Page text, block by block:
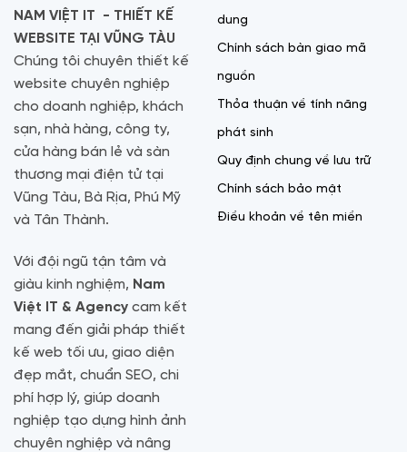
NAM VIỆT IT - THIẾT KẾ
WEBSITE TẠI VŨNG TÀU
Chúng tôi chuyên thiết kế
website chuyên nghiệp
cho doanh nghiệp, khách
sạn, nhà hàng, công ty,
cửa hàng bán lẻ và sàn
thương mại điện tử tại
Vũng Tàu, Bà Rịa, Phú Mỹ
và Tân Thành.
Với đội ngũ tận tâm và
giàu kinh nghiệm, Nam
Việt IT & Agency cam kết
mang đến giải pháp thiết
kế web tối ưu, giao diện
đẹp mắt, chuẩn SEO, chi
phí hợp lý, giúp doanh
nghiệp tạo dựng hình ảnh
chuyên nghiệp và nâng
dung
Chính sách bàn giao mã
nguồn
Thỏa thuận về tính năng
phát sinh
Quy định chung về lưu trữ
Chính sách bảo mật
Điều khoản về tên miền